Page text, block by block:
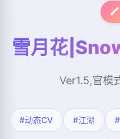
🖍️
雪月花
Ver1.5,官模
#动态CV #江湖